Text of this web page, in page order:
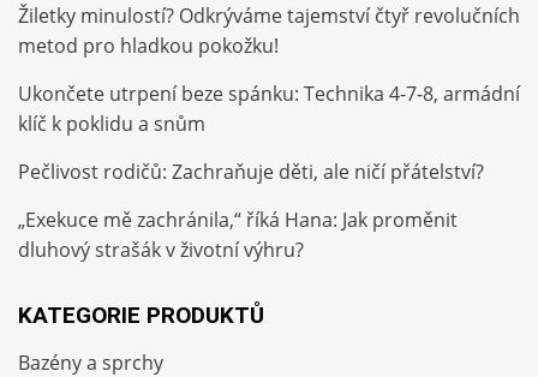
Žiletky minulostí? Odkrýváme tajemství čtyř revolučních
metod pro hladkou pokožku!
Ukončete utrpení beze spánku: Technika 4-7-8, armádní
klíč k poklidu a snům
Pečlivost rodičů: Zachraňuje děti, ale ničí přátelství?
„Exekuce mě zachránila,“ říká Hana: Jak proměnit
dluhový strašák v životní výhru?
KATEGORIE PRODUKTŮ
Bazény a sprchy